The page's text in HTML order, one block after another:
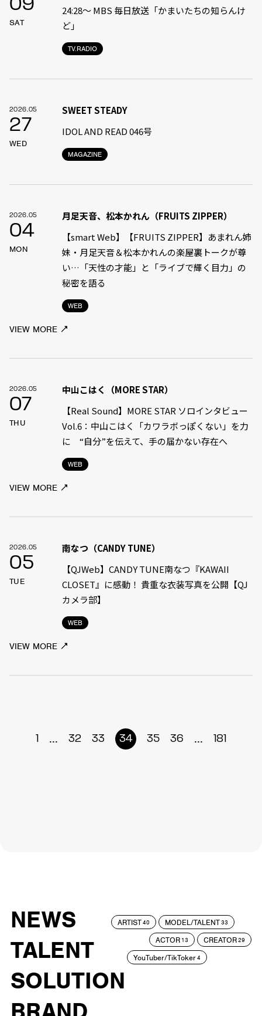
09
SAT
TV.RADIO
24:28〜 MBS 毎日放送「かまいたちの知らんけ
ど」
2026.05
27
WED
MAGAZINE
SWEET STEADY
IDOL AND READ 046号
2026.05
04
MON
WEB
月足天音、松本かれん（FRUITS ZIPPER）
【smart Web】【FRUITS ZIPPER】あまれん姉
妹・月足天音＆松本かれんの楽屋裏トークが尊
い…「天性の才能」と「ライブで輝く目力」の
秘密を語る
VIEW MORE
2026.05
07
THU
WEB
中山こはく（MORE STAR）
【Real Sound】MORE STAR ソロインタビュー
Vol.6：中山こはく「カワラボっぽくない」を力
に “自分”を伝えて、手の届かない存在へ
VIEW MORE
2026.05
05
TUE
WEB
南なつ（CANDY TUNE）
【QJWeb】CANDY TUNE南なつ『KAWAII
CLOSET』に感動！ 貴重な衣装写真を公開【QJ
カメラ部】
VIEW MORE
1 ... 32 33 34 35 36 ... 181
NEWS
TALENT
SOLUTION
ARTIST40 MODEL/TALENT33
ACTOR 13 CREATOR29
YouTuber/TikToker4